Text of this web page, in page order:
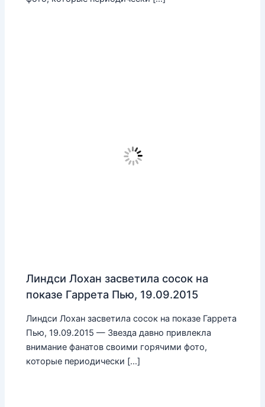
Линдси Лохан засветила сосок на
показе Гаррета Пью, 19.09.2015
Линдси Лохан засветила сосок на показе Гаррета
Пью, 19.09.2015 — Звезда давно привлекла
внимание фанатов своими горячими фото,
которые периодически […]